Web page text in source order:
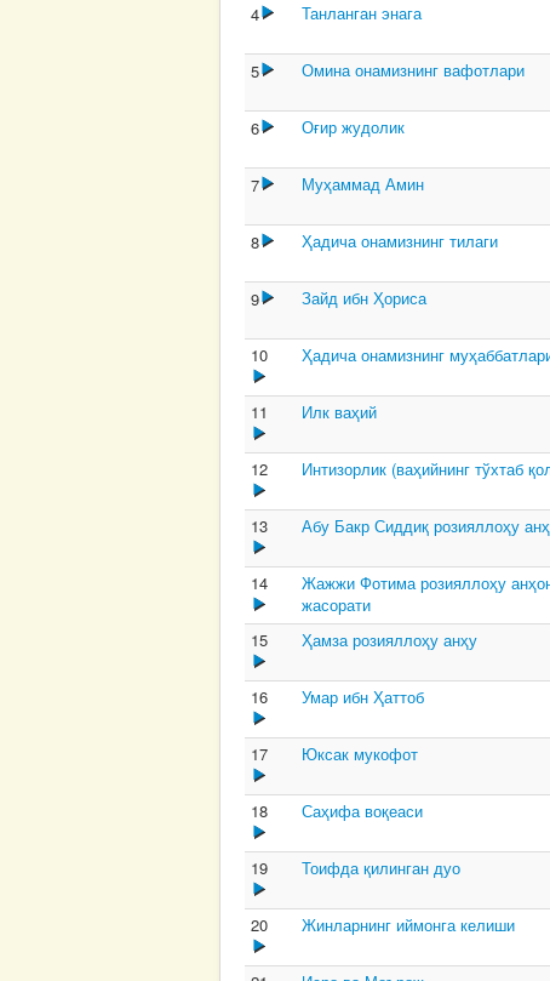
4 Танланган энага
5 Омина онамизнинг вафотлари
6 Оғир жудолик
7 Муҳаммад Амин
8 Ҳадича онамизнинг тилаги
9 Зайд ибн Ҳориса
10 Ҳадича онамизнинг
11 Илк ваҳий
12 Интизорлик (ваҳийнинг тўхтаб
13 Абу Бакр Сиддиқ розияллоҳу
14
Жажжи Фотима розияллоҳу
жасорати
15 Ҳамза розияллоҳу анҳу
16 Умар ибн Ҳаттоб
17 Юксак мукофот
18 Саҳифа воқеаси
19 Тоифда қилинган дуо
20 Жинларнинг иймонга келиши